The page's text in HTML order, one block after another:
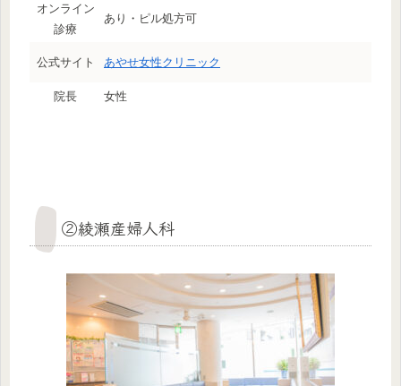
オンライン
診療
あり・ピル処方可
公式サイト あやせ女性クリニック
院長 女性
②綾瀬産婦人科